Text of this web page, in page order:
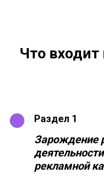
Что
Раздел 1
Зарождение
рекламной